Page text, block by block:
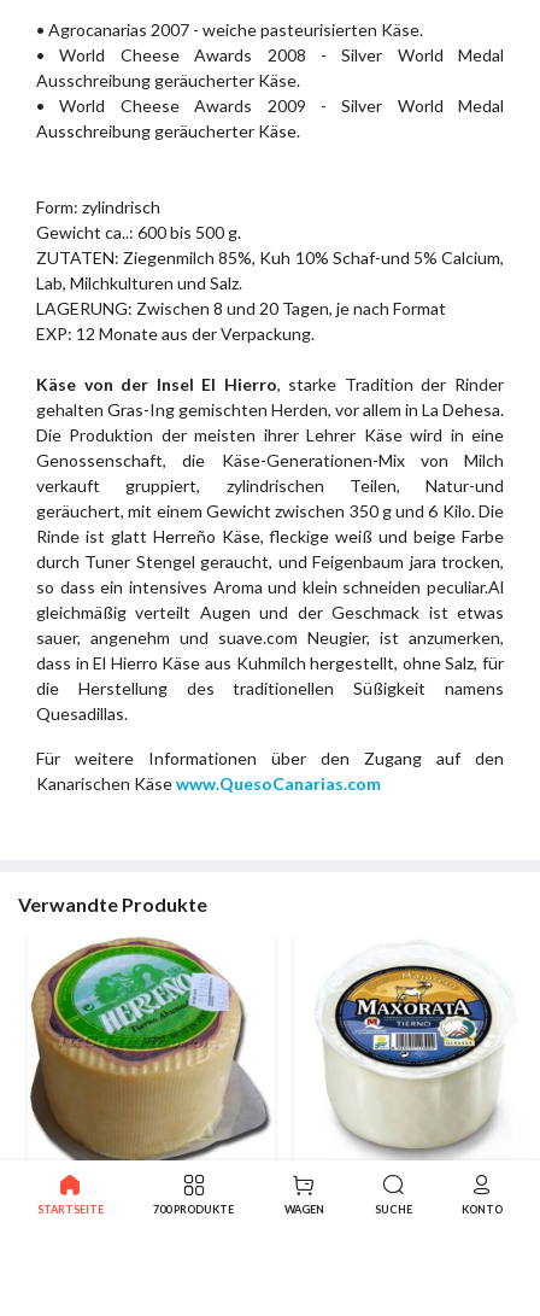
• Agrocanarias 2007 - weiche pasteurisierten Käse.
• World Cheese Awards 2008 - Silver World Medal
Ausschreibung geräucherter Käse.
• World Cheese Awards 2009 - Silver World Medal
Ausschreibung geräucherter Käse.
Form: zylindrisch
Gewicht ca..: 600 bis 500 g.
ZUTATEN: Ziegenmilch 85%, Kuh 10% Schaf-und 5% Calcium,
Lab, Milchkulturen und Salz.
LAGERUNG: Zwischen 8 und 20 Tagen, je nach Format
EXP: 12 Monate aus der Verpackung.
Käse von der Insel El Hierro, starke Tradition der Rinder
gehalten Gras-Ing gemischten Herden, vor allem in La Dehesa.
Die Produktion der meisten ihrer Lehrer Käse wird in eine
Genossenschaft, die Käse-Generationen-Mix von Milch
verkauft gruppiert, zylindrischen Teilen, Natur-und
geräuchert, mit einem Gewicht zwischen 350 g und 6 Kilo. Die
Rinde ist glatt Herreño Käse, fleckige weiß und beige Farbe
durch Tuner Stengel geraucht, und Feigenbaum jara trocken,
so dass ein intensives Aroma und klein schneiden peculiar.Al
gleichmäßig verteilt Augen und der Geschmack ist etwas
sauer, angenehm und suave.com Neugier, ist anzumerken,
dass in El Hierro Käse aus Kuhmilch hergestellt, ohne Salz, für
die Herstellung des traditionellen Süßigkeit namens
Quesadillas.
Für weitere Informationen über den Zugang auf den
Kanarischen Käsewww.QuesoCanarias.com
Verwandte Produkte
Herreño Selchkäse geraucht
Maxorata Schafskäse 1300 g
STARTSEITE 700 PRODUKTE WAGEN SUCHE KONTO